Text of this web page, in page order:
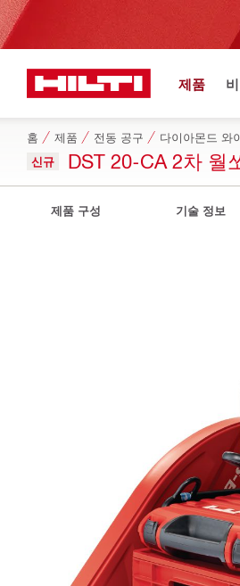
제품
홈 제품 전동 공구 다이아몬드 와
신규 DST 20-CA 2차 월
제품 구성 기술 정보